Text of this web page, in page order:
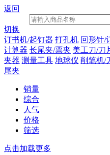
返回
切换
订书机/起钉器 打孔机 回形针/
计算器 长尾夹/票夹 美工刀/刀
夹器 测量工具 地球仪 削笔机/
尾夹
销量
综合
人气
价格
筛选
点击加载更多